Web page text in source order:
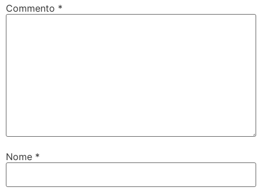
Commento *
Nome *